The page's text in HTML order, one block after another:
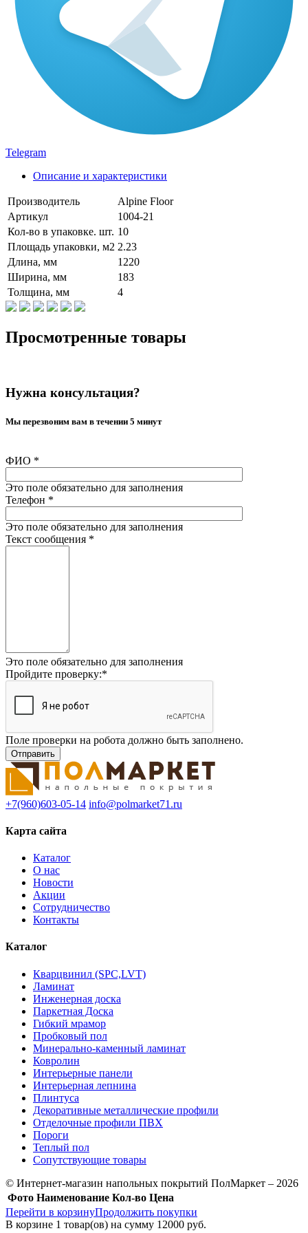
Telegram
Описание и характеристики
Производитель
Alpine Floor
Артикул
1004-21
Кол-во в упаковке. шт. 10
Площадь упаковки, м2 2.23
Длина, мм
1220
Ширина, мм
183
Толщина, мм
4
Просмотренные товары
Нужна консультация?
Мы перезвоним вам в течении 5 минут
ФИО *
Это поле обязательно для заполнения
Телефон *
Это поле обязательно для заполнения
Текст сообщения *
Это поле обязательно для заполнения
Пройдите проверку:*
Поле проверки на робота должно быть заполнено.
+7(960)603-05-14 info@polmarket71.ru
Карта сайта
Каталог
О нас
Новости
Акции
Сотрудничество
Контакты
Каталог
Кварцвинил (SPC,LVT)
Ламинат
Инженерная доска
Паркетная Доска
Гибкий мрамор
Пробковый пол
Минерально-каменный ламинат
Ковролин
Интерьерные панели
Интерьерная лепнина
Плинтуса
Декоративные металлические профили
Отделочные профили ПВХ
Пороги
Теплый пол
Сопутствующие товары
© Интернет-магазин напольных покрытий ПолМаркет – 2026
Фото Наименование Кол-во Цена
Перейти в корзинуПродолжить покупки
В корзине 1 товар(ов) на сумму 12000 руб.